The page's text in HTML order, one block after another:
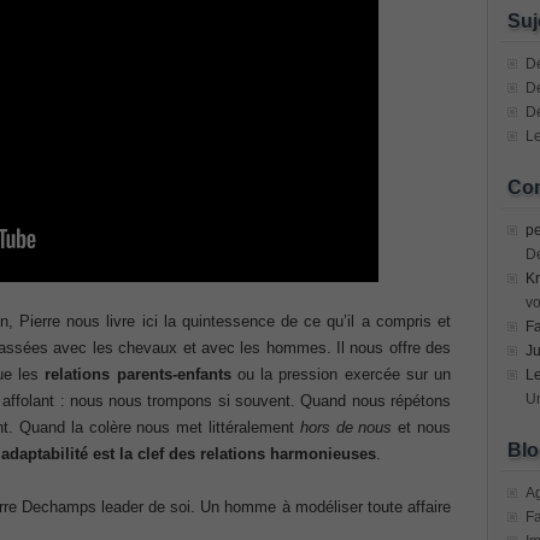
Exam, Architecting Microsoft Azure Solutions Exam
Fundamentals Dumps
and Requirements Questions
VMware Certified Professional 6 ¨C Data Center Virtualization
& Video, Part 1(CIPTV1) Answer
Pierre nous livre ici la quintessence de ce qu’il a compris et
avec les chevaux et avec les hommes. Il nous offre des
les relations parents-enfantsou la pression exercée sur un
: nous nous trompons si souvent. Quand nous répétons
Quand la colère nous met littéralement hors de nous et nous
est la clef des relations harmonieuses.
Dechamps leader de soi. Un homme à modéliser toute affaire